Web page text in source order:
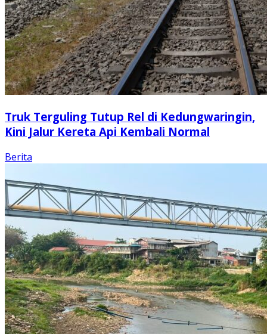
Truk Terguling Tutup Rel di Kedungwaringin,
Kini Jalur Kereta Api Kembali Normal
Berita